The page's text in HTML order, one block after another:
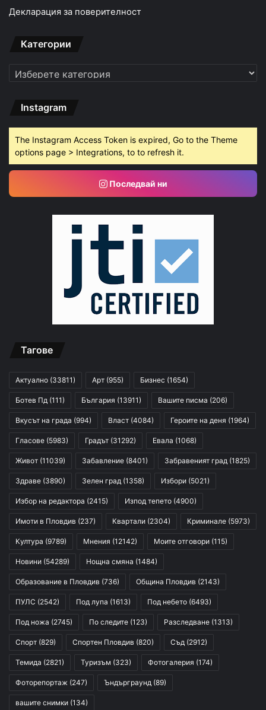
Декларация за поверителност
Категории
Категории
Instagram
The Instagram Access Token is expired, Go to the Theme
options page > Integrations, to to refresh it.
Последвай ни
Тагове
Актуално (33811) Арт (955) Бизнес (1654)
Ботев Пд (111) България (13911) Вашите писма (206)
Вкусът на града (994) Власт (4084) Героите на деня (1964)
Гласове (5983) Градът (31292) Евала (1068)
Живот (11039) Забавление (8401) Забравеният град (1825)
Здраве (3890) Зелен град (1358) Избори (5021)
Избор на редактора (2415) Изпод тепето (4900)
Имоти в Пловдив (237) Квартали (2304) Криминале (5973)
Култура (9789) Мнения (12142) Моите отговори (115)
Новини (54289) Нощна смяна (1484)
Образование в Пловдив (736) Община Пловдив (2143)
ПУЛС (2542) Под лупа (1613) Под небето (6493)
Под ножа (2745) По следите (123) Разследване (1313)
Спорт (829) Спортен Пловдив (820) Съд (2912)
Темида (2821) Туризъм (323) Фотогалерия (174)
Фоторепортаж (247) Ъндърграунд (89)
вашите снимки (134)